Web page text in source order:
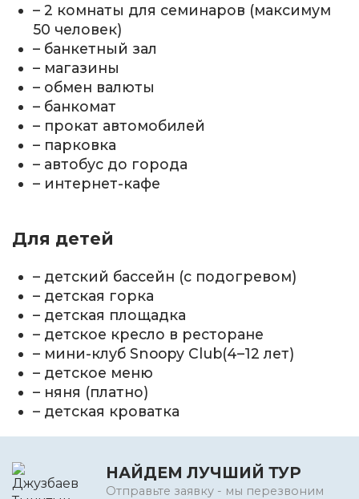
– 2 комнаты для семинаров (максимум
50 человек)
– банкетный зал
– магазины
– обмен валюты
– банкомат
– прокат автомобилей
– парковка
– автобус до города
– интернет-кафе
Для детей
– детский бассейн (с подогревом)
– детская горка
– детская площадка
– детское кресло в ресторане
– мини-клуб Snoopy Club(4–12 лет)
– детское меню
– няня (платно)
– детская кроватка
НАЙДЕМ ЛУЧШИЙ ТУР
Отправьте заявку - мы перезвоним